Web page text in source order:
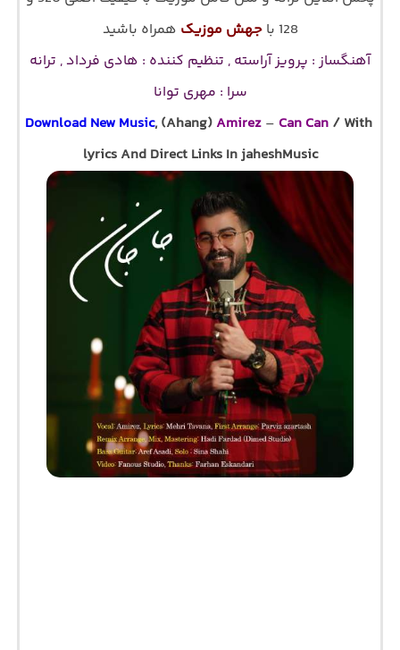
128 با
جهش موزیک همراه باشید
آهنگساز : پرویز آراسته , تنظیم کننده : هادی فرداد , ترانه
سرا : مهری توانا
Download New Music, (Ahang) Amirez – Can Can / With
lyrics And Direct Links In jaheshMusic